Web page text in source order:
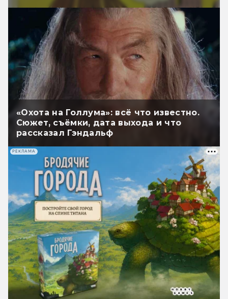
«Охота на Голлума»: всё что известно.
Сюжет, съёмки, дата выхода и что
рассказал Гэндальф
РЕКЛАМА